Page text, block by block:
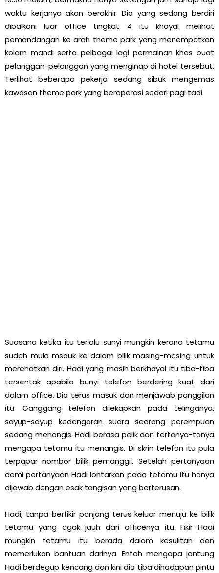
waktu kerjanya akan berakhir. Dia yang sedang berdiri
dibalkoni luar office tingkat 4 itu khayal melihat
pemandangan ke arah theme park yang menempatkan
kolam mandi serta pelbagai lagi permainan khas buat
pelanggan-pelanggan yang menginap di hotel tersebut.
Terlihat beberapa pekerja sedang sibuk mengemas
kawasan theme park yang beroperasi sedari pagi tadi.
Suasana ketika itu terlalu sunyi mungkin kerana tetamu
sudah mula msauk ke dalam bilik masing-masing untuk
merehatkan diri. Hadi yang masih berkhayal itu tiba-tiba
tersentak apabila bunyi telefon berdering kuat dari
dalam office. Dia terus masuk dan menjawab panggilan
itu. Ganggang telefon dilekapkan pada telinganya,
sayup-sayup kedengaran suara seorang perempuan
sedang menangis. Hadi berasa pelik dan tertanya-tanya
mengapa tetamu itu menangis. Di skrin telefon itu pula
terpapar nombor bilik pemanggil. Setelah pertanyaan
demi pertanyaan Hadi lontarkan pada tetamu itu hanya
dijawab dengan esak tangisan yang berterusan.
Hadi, tanpa berfikir panjang terus keluar menuju ke bilik
tetamu yang agak jauh dari officenya itu. Fikir Hadi
mungkin tetamu itu berada dalam kesulitan dan
memerlukan bantuan darinya. Entah mengapa jantung
Hadi berdegup kencang dan kini dia tiba dihadapan pintu